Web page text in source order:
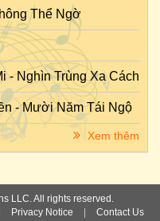
Thể Ngờ
- Nghìn Trùng Xa Cách
- Mười Năm Tái Ngộ
Xem thêm
LLC. All rights reserved.
Privacy Notice Contact Us